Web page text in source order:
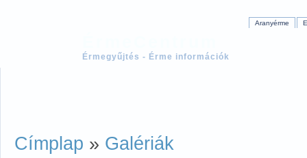
Érmegyűjtés - Érme információk
Aranyérme
Címplap » Galériák